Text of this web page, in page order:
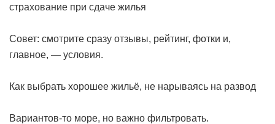
страхование при сдаче жилья
Совет: смотрите сразу отзывы, рейтинг, фотки и,
главное, — условия.
Как выбрать хорошее жильё, не нарываясь на развод
Вариантов-то море, но важно фильтровать.